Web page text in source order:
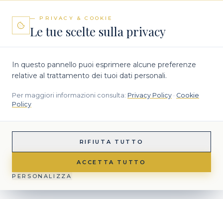
— PRIVACY & COOKIE
Le tue scelte sulla privacy
In questo pannello puoi esprimere alcune preferenze
relative al trattamento dei tuoi dati personali.
Per maggiori informazioni consulta: Privacy Policy · Cookie
Policy
PERSONALIZZA
RIFIUTA TUTTO
ACCETTA TUTTO